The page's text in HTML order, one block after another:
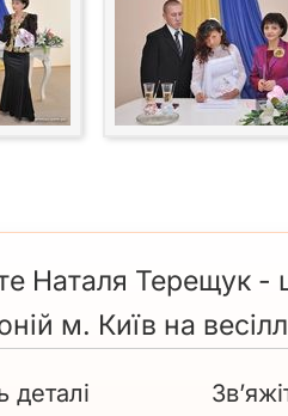
Наталя Терещук -
м. Київ на
деталі